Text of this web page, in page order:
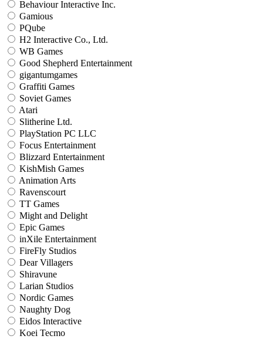
Behaviour Interactive Inc.
Gamious
PQube
H2 Interactive Co., Ltd.
WB Games
Good Shepherd Entertainment
gigantumgames
Graffiti Games
Soviet Games
Atari
Slitherine Ltd.
PlayStation PC LLC
Focus Entertainment
Blizzard Entertainment
KishMish Games
Animation Arts
Ravenscourt
TT Games
Might and Delight
Epic Games
inXile Entertainment
FireFly Studios
Dear Villagers
Shiravune
Larian Studios
Nordic Games
Naughty Dog
Eidos Interactive
Koei Tecmo